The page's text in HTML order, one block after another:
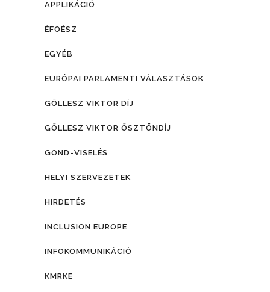
APPLIKÁCIÓ
ÉFOÉSZ
EGYÉB
EURÓPAI PARLAMENTI VÁLASZTÁSOK
GÖLLESZ VIKTOR DÍJ
GÖLLESZ VIKTOR ÖSZTÖNDÍJ
GOND-VISELÉS
HELYI SZERVEZETEK
HIRDETÉS
INCLUSION EUROPE
INFOKOMMUNIKÁCIÓ
KMRKE